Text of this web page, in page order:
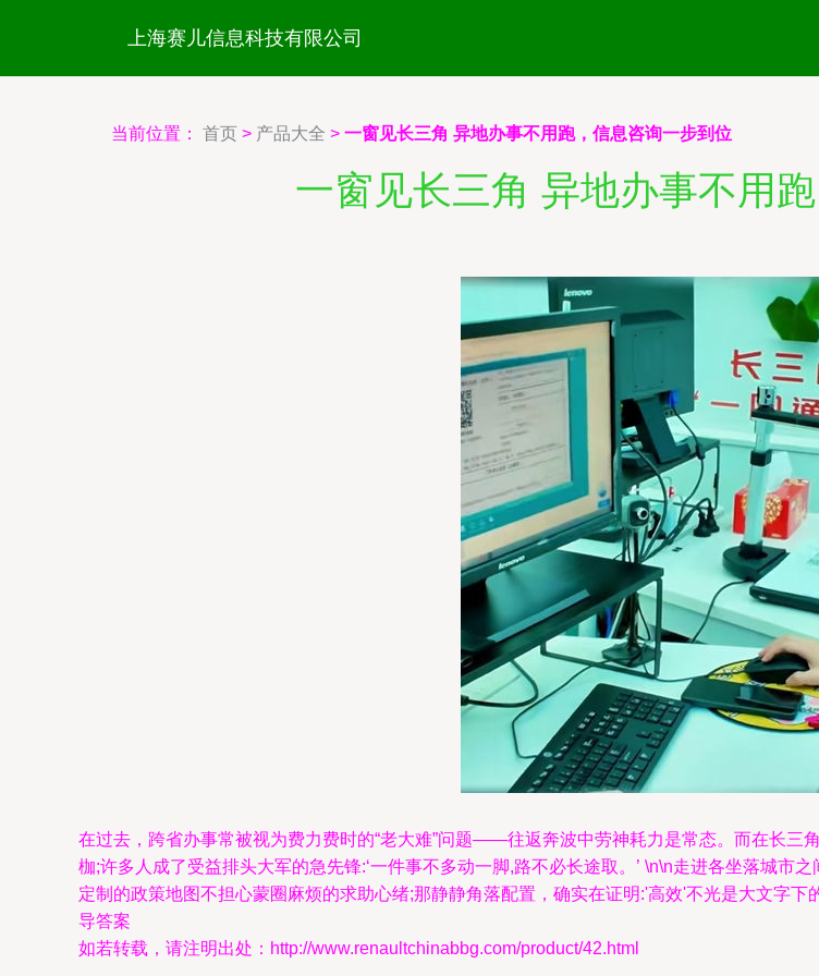
上海赛儿信息科技有限公司
当前位置： 首页 > 产品大全 > 一窗见长三角 异地办事不用跑，信息咨询一步到位
一窗见长三角 异地办事不用
在过去，跨省办事常被视为费力费时的“老大难”问题——往返奔波中劳神耗力是常态。而在长三
枷;许多人成了受益排头大军的急先锋:‘一件事不多动一脚,路不必长途取。’ \n\n走进各坐落城市
定制的政策地图不担心蒙圈麻烦的求助心绪;那静静角落配置，确实在证明:'高效'不光是大文字
导答案
如若转载，请注明出处：http://www.renaultchinabbg.com/product/42.html